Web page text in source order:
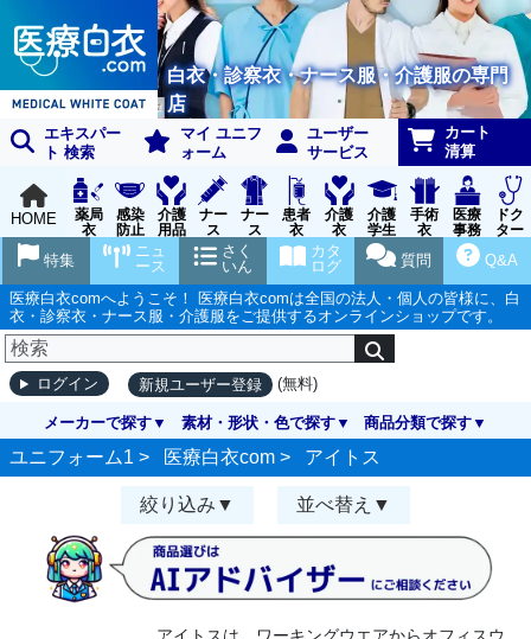
白衣・診察衣・ナース服・介護服の専門
店
エキスパー
ト 検索
マイ ユニフ
ォーム
ユーザー
サービス
カート
清算
HOME
薬局
衣
感染
防止
用品
介護
用品
ナー
ス
グッ
ズ
ナー
ス
ウェ
ア
患者
衣
介護
衣
介護
学生
実習
衣
手術
衣
医療
事務
受付
ドク
ター
ア
Q&A
質問
カタ
ログ
さく
いん
ニュ
ース
特集
医療白衣comへようこそ！ 医療白衣comは全国の法人・個人の皆様に、白
衣・診察衣・ナース服・介護服をご提供するオンラインショップです。
ログイン 新規ユーザー登録 (無料)
メーカーで探す 素材・形状・色で探す 商品分類で探す
ユニフォーム1 > 医療白衣com > アイトス
絞り込み 並べ替え